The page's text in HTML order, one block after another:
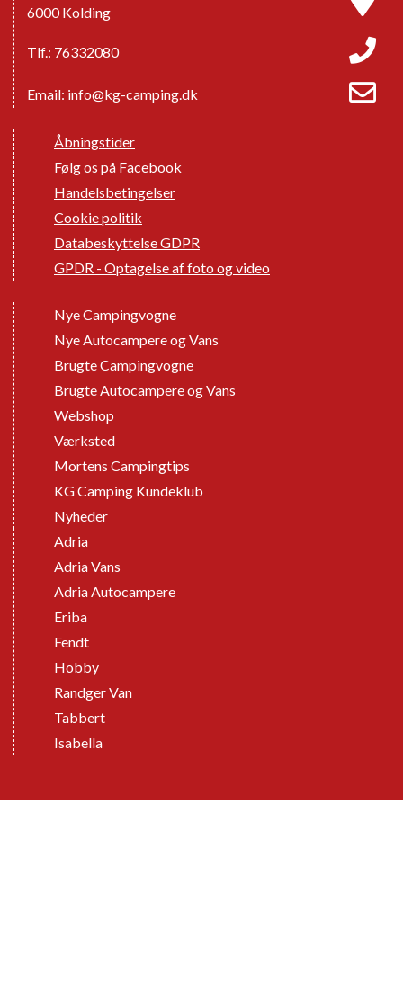
6000 Kolding
Tlf.: 76332080
Email: info@kg-camping.dk
Åbningstider
Følg os på Facebook
Handelsbetingelser
Cookie politik
Databeskyttelse GDPR
GPDR - Optagelse af foto og video
Nye Campingvogne
Nye Autocampere og Vans
Brugte Campingvogne
Brugte Autocampere og Vans
Webshop
Værksted
Mortens Campingtips
KG Camping Kundeklub
Nyheder
Adria
Adria Vans
Adria Autocampere
Eriba
Fendt
Hobby
Randger Van
Tabbert
Isabella